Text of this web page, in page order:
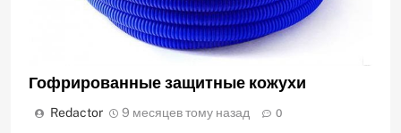
Гофрированные защитные кожухи
Redactor 9 месяцев тому назад 0